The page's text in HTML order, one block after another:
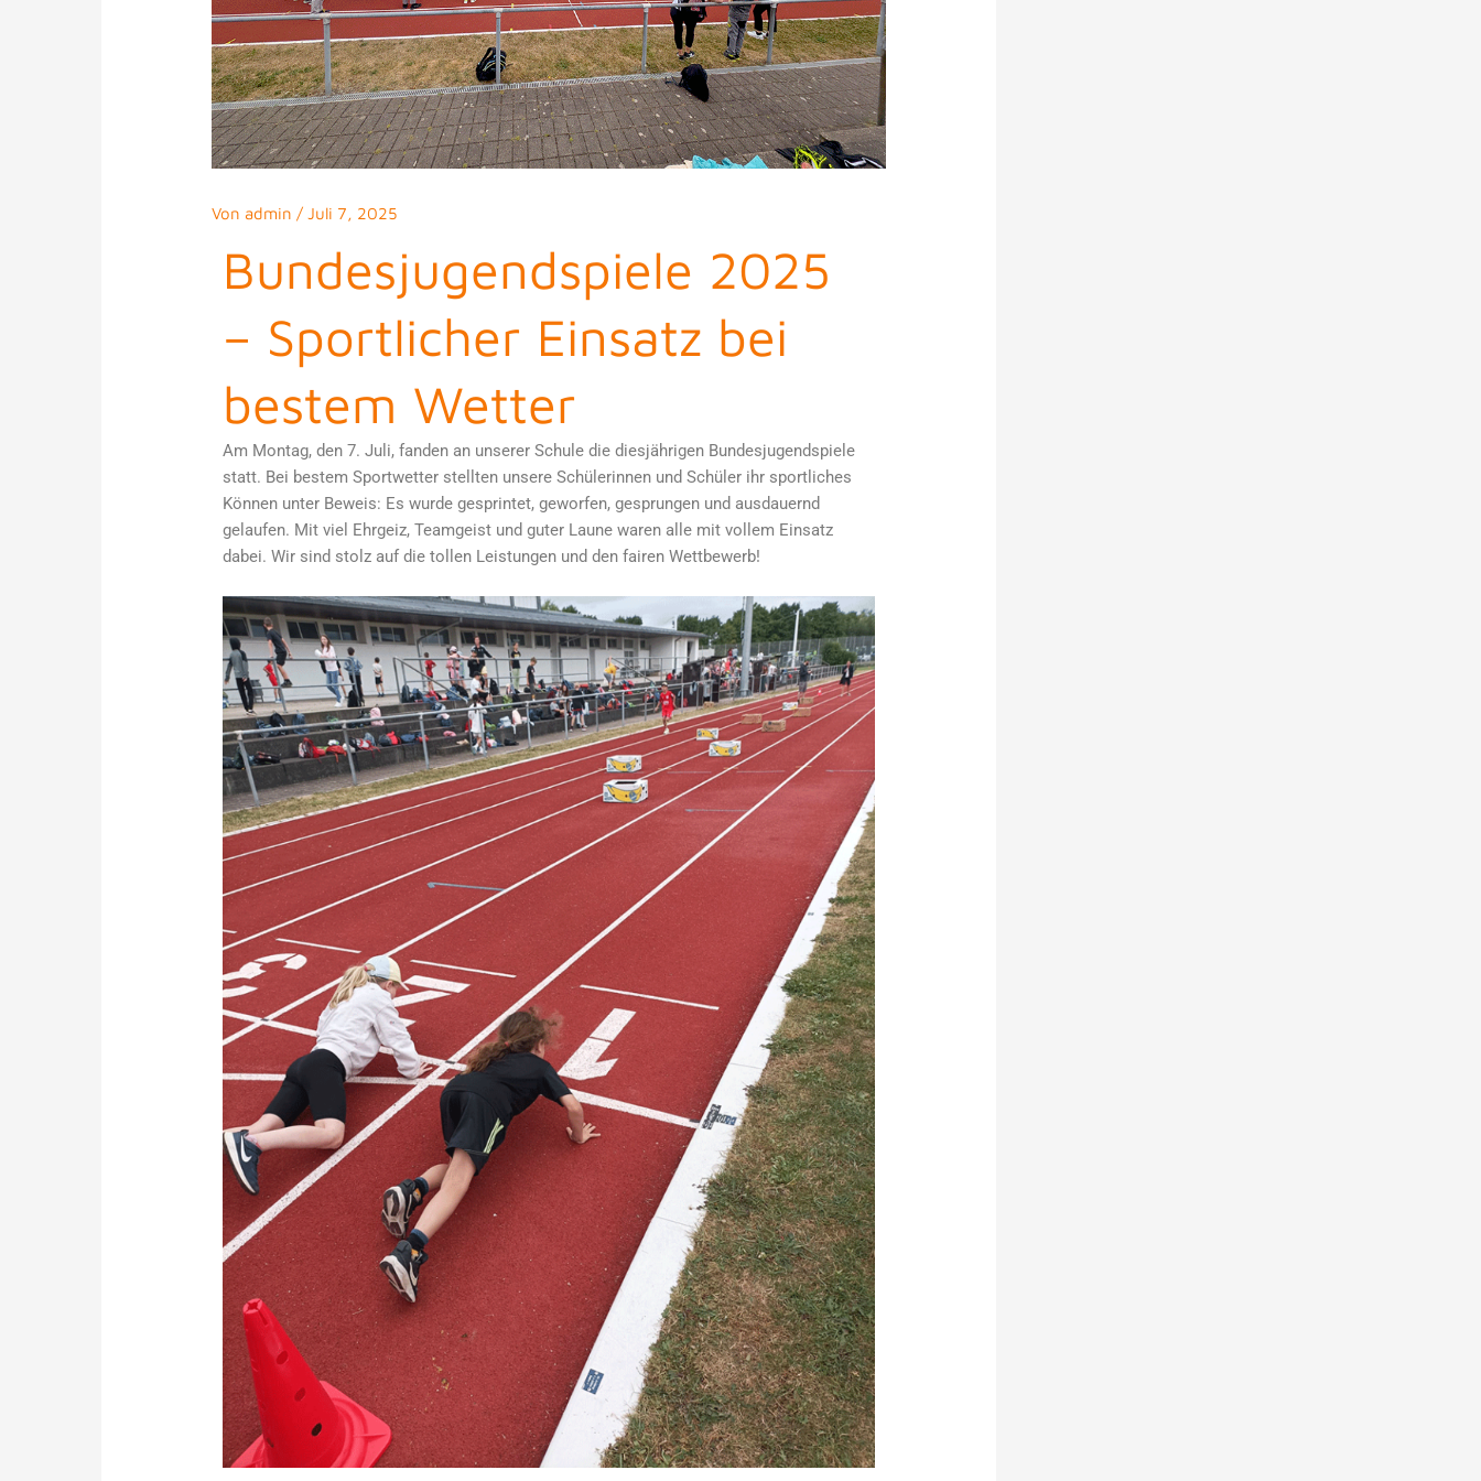
Von admin /Juli 7, 2025
Bundesjugendspiele 2025
– Sportlicher Einsatz bei
bestem Wetter
Am Montag, den 7. Juli, fanden an unserer Schule die diesjährigen Bundesjugendspiele
statt. Bei bestem Sportwetter stellten unsere Schülerinnen und Schüler ihr sportliches
Können unter Beweis: Es wurde gesprintet, geworfen, gesprungen und ausdauernd
gelaufen. Mit viel Ehrgeiz, Teamgeist und guter Laune waren alle mit vollem Einsatz
dabei. Wir sind stolz auf die tollen Leistungen und den fairen Wettbewerb!